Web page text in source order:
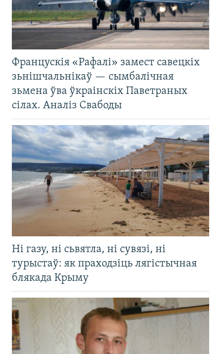
Францускія «Рафалі» замест савецкіх
зьнішчальнікаў — сымбалічная
зьмена ўва ўкраінскіх Паветраных
сілах. Аналіз Свабоды
Ні газу, ні сьвятла, ні сувязі, ні
турыстаў: як праходзіць лягістычная
блякада Крыму